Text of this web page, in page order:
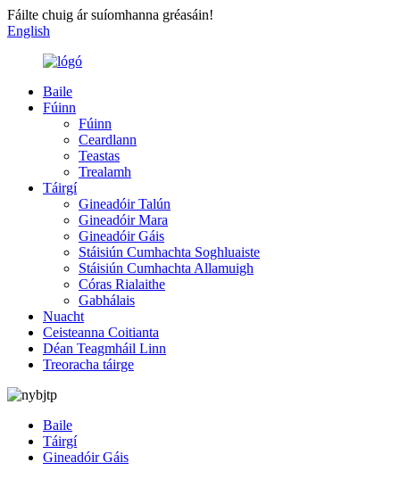
Fáilte chuig ár suíomhanna gréasáin!
English
Baile
Fúinn
Fúinn
Ceardlann
Teastas
Trealamh
Táirgí
Gineadóir Talún
Gineadóir Mara
Gineadóir Gáis
Stáisiún Cumhachta Soghluaiste
Stáisiún Cumhachta Allamuigh
Córas Rialaithe
Gabhálais
Nuacht
Ceisteanna Coitianta
Déan Teagmháil Linn
Treoracha táirge
Baile
Táirgí
Gineadóir Gáis